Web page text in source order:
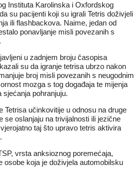
Instituta Karolinska i Oxfordskog
su pacijenti koji su igrali Tetris doživjeli
ili flashbackova. Naime, jedan od
ponavljanje misli povezanih s
u zadnjem broju časopisa
su da igranje tetrisa ubrzo nakon
broj misli povezanih s neugodnim
mozga s tog događaja te mijenja
sjećanja pohranjuju.
Tetrisa učinkovitije u odnosu na druge
se oslanjaju na trivijalnosti ili jezične
taj što upravo tetris aktivira
vrsta anksioznog poremećaja,
osobe koja je doživjela automobilsku